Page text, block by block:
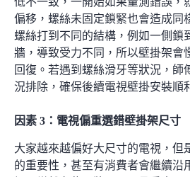
偏移，螺絲未固定鎖緊也會造成同
螺絲打到不同的結構，例如一側鎖
牆，導致受力不同，所以壁掛架會
回復。若遇到螺絲滑牙等狀況，師
況排除，確保後續電視壁掛安裝順
因素 3 ： 電視偏重選錯壁掛架尺寸
大家越來越偏好大尺寸的電視，但
的重要性，甚至有消費者會繼續沿